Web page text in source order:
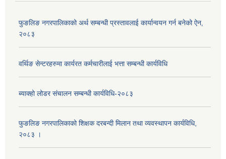
फुङलिङ नगरपालिकाको अर्थ सम्बन्धी प्रस्तावलाई कार्यान्वयन गर्न बनेको ऐन‚
२०८३
वर्थिङ सेन्टरहरुमा कार्यरत कर्मचारीलाई भत्ता सम्बन्धी कार्यविधि
ब्याक्हो लोडर संचालन सम्बन्धी कार्यविधि-२०८३
फुङलिङ नगरपालिकाको शिक्षक दरबन्दी मिलान तथा व्यवस्थापन कार्यविधि,
२०८३ ।